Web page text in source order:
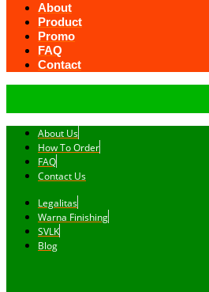
About
Product
Promo
FAQ
Contact
About Us
How To Order
FAQ
Contact Us
Legalitas
Warna Finishing
SVLK
Blog